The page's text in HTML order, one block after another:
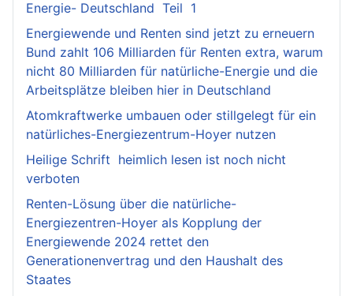
Energie- Deutschland Teil 1
Energiewende und Renten sind jetzt zu erneuern
Bund zahlt 106 Milliarden für Renten extra, warum
nicht 80 Milliarden für natürliche-Energie und die
Arbeitsplätze bleiben hier in Deutschland
Atomkraftwerke umbauen oder stillgelegt für ein
natürliches-Energiezentrum-Hoyer nutzen
Heilige Schrift heimlich lesen ist noch nicht
verboten
Renten-Lösung über die natürliche-
Energiezentren-Hoyer als Kopplung der
Energiewende 2024 rettet den
Generationenvertrag und den Haushalt des
Staates